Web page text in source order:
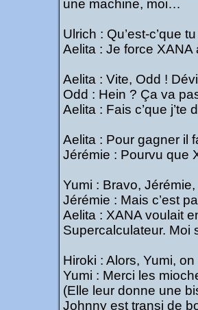
une machine, moi…
Ulrich : Qu’est-c’que
Aelita : Je force XANA
Aelita : Vite, Odd !
Odd : Hein ? Ça va
Aelita : Fais c’que j’te
Aelita : Pour gagner il
Jérémie : Pourvu que
Yumi : Bravo,
Jérémie : Mais c’est
Aelita : XANA voulait
Supercalculateur. Moi
Hiroki : Alors, Yumi,
Yumi : Merci les
(Elle leur donne une
Johnny est transi de